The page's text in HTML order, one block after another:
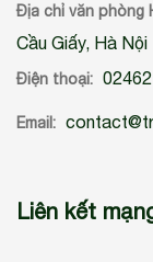
Địa chỉ văn phòng
Cầu Giấy, Hà Nội
Điện thoại:
Email:
Liên kết